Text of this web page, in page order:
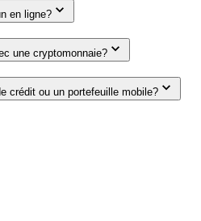
en ligne?
une cryptomonnaie?
crédit ou un portefeuille mobile?